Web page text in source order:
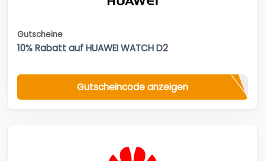
Gutscheine
10% Rabatt auf HUAWEI WATCH D2
Gutscheincode anzeigen